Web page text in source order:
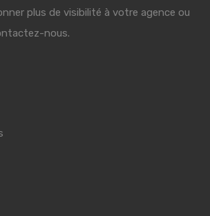
plus de visibilité à votre agence ou
nous.